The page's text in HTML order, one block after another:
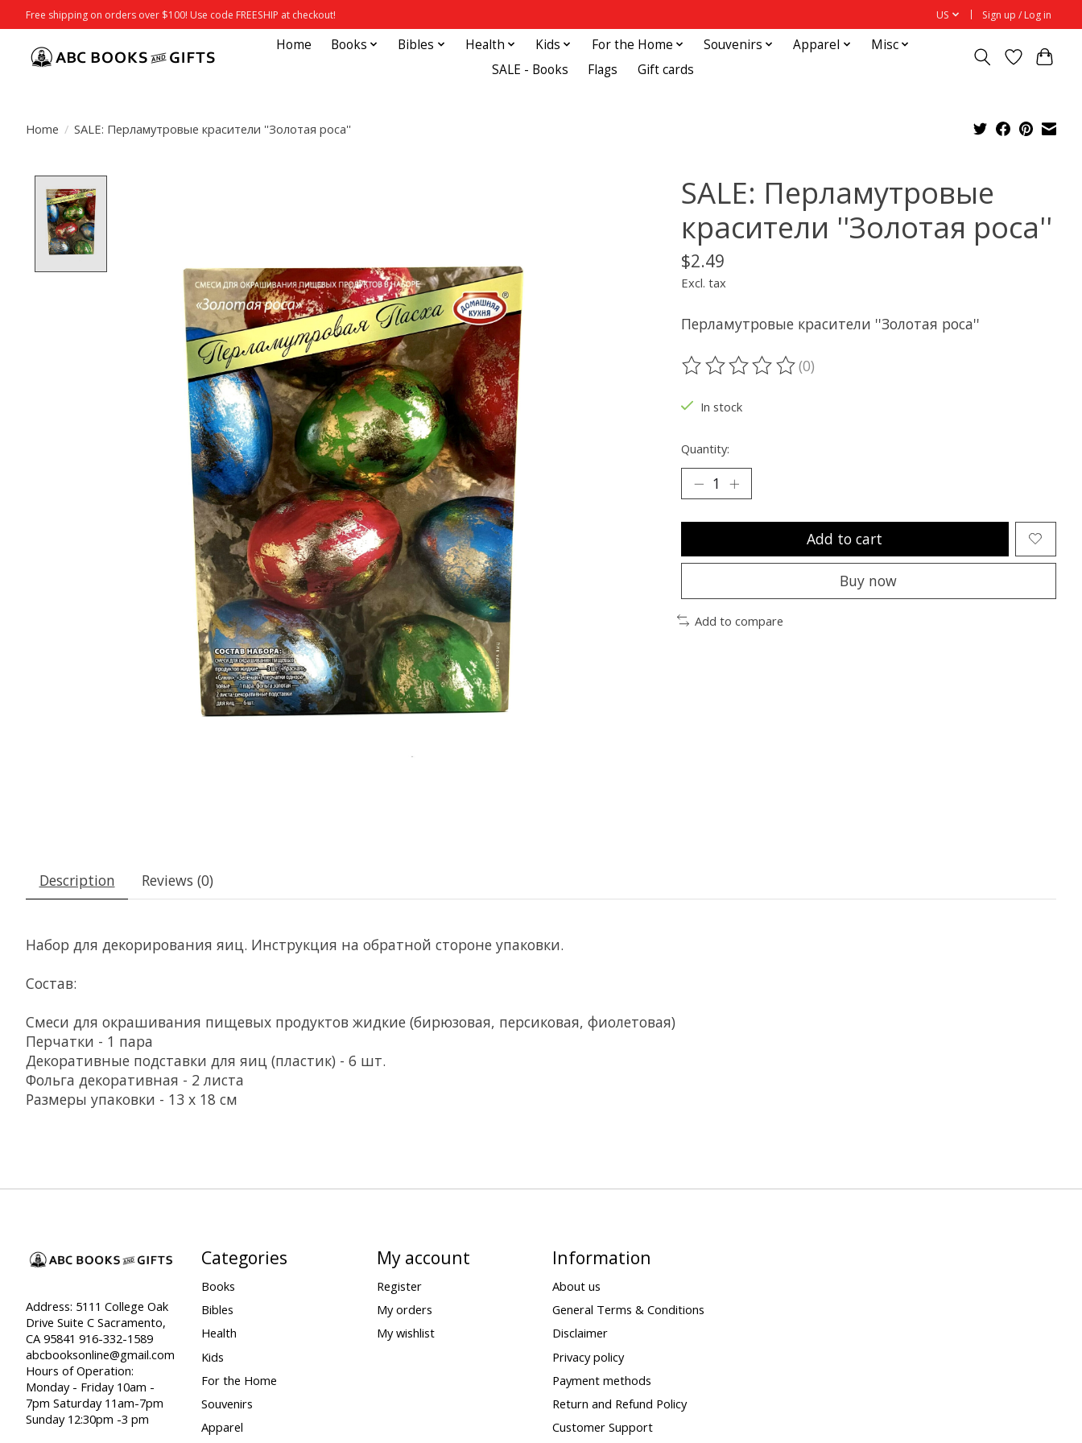
Free shipping on orders over $100! Use code FREESHIP at checkout! US Sign up / Log in
Home Books Bibles Health Kids For the Home Souvenirs Apparel
Misc
SALE - Books
Flags Gift cards
Home / SALE: Перламутровые красители ''Золотая роса''
SALE: Перламутровые
красители ''Золотая роса''
$2.49
Excl. tax
Перламутровые красители ''Золотая роса''
The rating of this product is
(0)
In stock
Quantity:
Add to cart
Buy now
Add to compare
Description Reviews (0)
Набор для декорирования яиц. Инструкция на обратной стороне упаковки.
Состав:
Смеси для окрашивания пищевых продуктов жидкие (бирюзовая, персиковая, фиолетовая)
Перчатки - 1 пара
Декоративные подставки для яиц (пластик) - 6 шт.
Фольга декоративная - 2 листа
Размеры упаковки - 13 х 18 см
Address: 5111 College Oak
Drive Suite C Sacramento,
CA 95841 916-332-1589
abcbooksonline@gmail.com
Hours of Operation:
Monday - Friday 10am -
7pm Saturday 11am-7pm
Sunday 12:30pm -3 pm
Categories
Books
Bibles
Health
Kids
For the Home
Souvenirs
Apparel
My account
Register
My orders
My wishlist
Information
About us
General Terms & Conditions
Disclaimer
Privacy policy
Payment methods
Return and Refund Policy
Customer Support